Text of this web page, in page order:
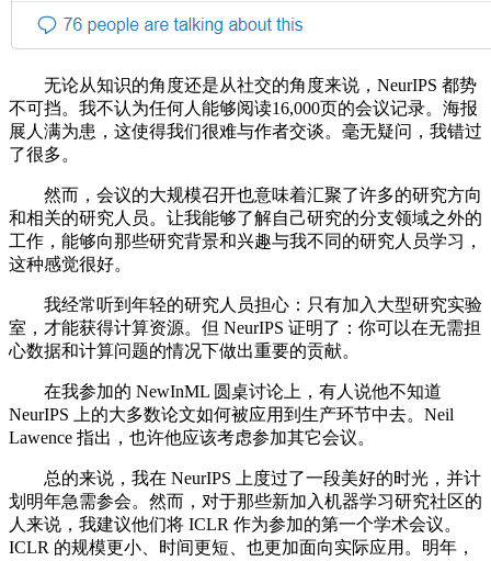
无论从知识的角度还是从社交的角度来说，NeurIPS 都势
不可挡。我不认为任何人能够阅读16,000页的会议记录。海报
展人满为患，这使得我们很难与作者交谈。毫无疑问，我错过
了很多。
然而，会议的大规模召开也意味着汇聚了许多的研究方向
和相关的研究人员。让我能够了解自己研究的分支领域之外的
工作，能够向那些研究背景和兴趣与我不同的研究人员学习，
这种感觉很好。
我经常听到年轻的研究人员担心：只有加入大型研究实验
室，才能获得计算资源。但 NeurIPS 证明了：你可以在无需担
心数据和计算问题的情况下做出重要的贡献。
在我参加的 NewInML 圆桌讨论上，有人说他不知道
NeurIPS 上的大多数论文如何被应用到生产环节中去。Neil
Lawence 指出，也许他应该考虑参加其它会议。
总的来说，我在 NeurIPS 上度过了一段美好的时光，并计
划明年急需参会。然而，对于那些新加入机器学习研究社区的
人来说，我建议他们将 ICLR 作为参加的第一个学术会议。
ICLR 的规模更小、时间更短、也更加面向实际应用。明年，